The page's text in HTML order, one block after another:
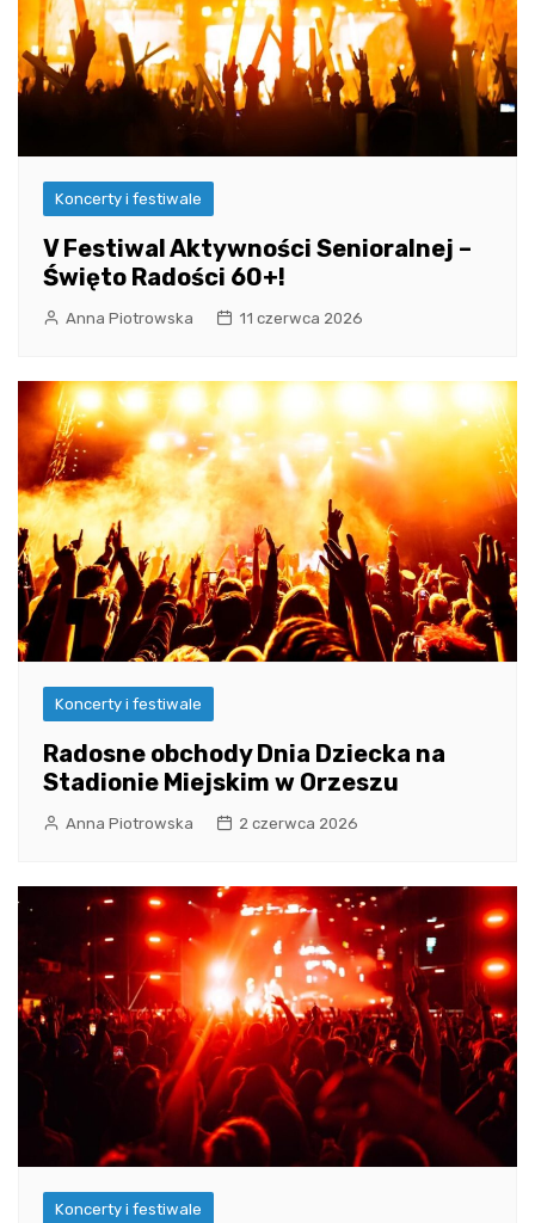
Koncerty i festiwale
V Festiwal Aktywności Senioralnej –
Święto Radości 60+!
Anna Piotrowska 11 czerwca 2026
Koncerty i festiwale
Radosne obchody Dnia Dziecka na
Stadionie Miejskim w Orzeszu
Anna Piotrowska 2 czerwca 2026
Koncerty i festiwale